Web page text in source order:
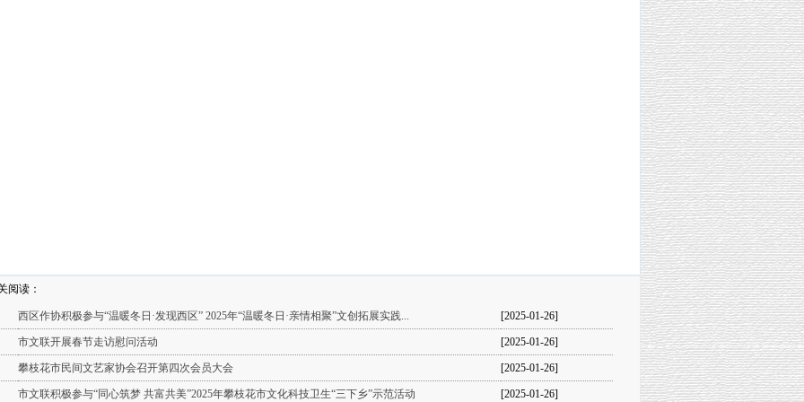
阅读：
西区作协积极参与“温暖冬日·发现西区” 2025年“温暖冬日·亲情相聚”文创拓展实践... [2025-01-26]
市文联开展春节走访慰问活动 [2025-01-26]
攀枝花市民间文艺家协会召开第四次会员大会 [2025-01-26]
市文联积极参与“同心筑梦 共富共美”2025年攀枝花市文化科技卫生“三下乡”示范活动 [2025-01-26]